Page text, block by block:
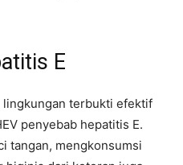
E
lingkungan terbukti efektif
penyebab hepatitis E.
tangan, mengkonsumsi